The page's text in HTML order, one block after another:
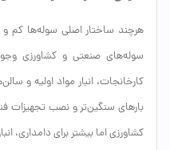
هرچند ساختار اصلی سوله‌ها کم
سوله‌های صنعتی و کشاورزی
کارخانجات، انبار مواد اولیه و
بارهای سنگین‌تر و نصب تجهیزات
کشاورزی اما بیشتر برای دامداری،